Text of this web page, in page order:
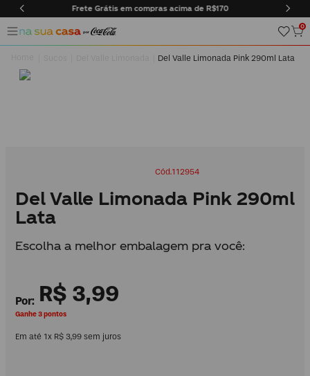
acima de R$170 Entregas somente na cidade do Rio
0
Del Valle Limonada Pink 290ml Lata
112954
Del Valle Limonada Pink 290ml
Lata
Escolha a melhor embalagem pra você:
R$ 3,99
Ganhe 3 pontos
Em até 1x R$ 3,99 sem juros